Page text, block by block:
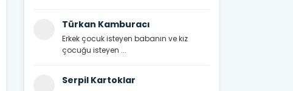
Türkan Kamburacı
Erkek çocuk isteyen babanın ve kız
çocuğu isteyen ...
Serpil Kartoklar